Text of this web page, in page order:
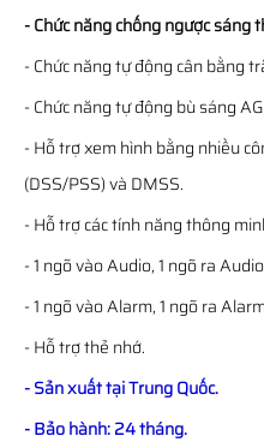
- Chức năng chống ngược sáng
- Chức năng tự động cân bằng
- Chức năng tự động bù sáng
- Hỗ trợ xem hình bằng nhiều
(DSS/PSS) và DMSS.
- Hỗ trợ các tính năng thông
- 1 ngõ vào Audio, 1 ngõ ra
- 1 ngõ vào Alarm, 1 ngõ ra
- Hỗ trợ thẻ nhớ.
- Sản xuất tại Trung Quốc.
- Bảo hành: 24 tháng.